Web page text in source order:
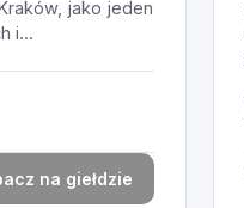
jako jeden
i...
na giełdzie